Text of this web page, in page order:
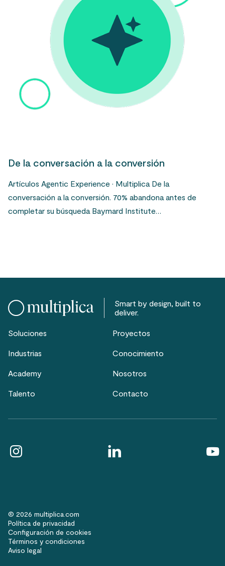
De la conversación a la conversión
Artículos Agentic Experience · Multiplica De la
conversación a la conversión. 70% abandona antes de
completar su búsqueda Baymard Institute…
Smart by design, built to
deliver.
Soluciones Proyectos
Industrias Conocimiento
Academy Nosotros
Talento Contacto
© 2026 multiplica.com
Política de privacidad
Configuración de cookies
Términos y condiciones
Aviso legal